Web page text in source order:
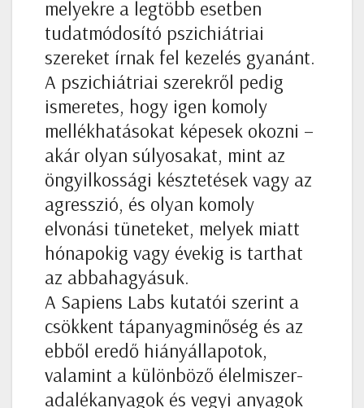
melyekre a legtöbb esetben
tudatmódosító pszichiátriai
szereket írnak fel kezelés gyanánt.
A pszichiátriai szerekről pedig
ismeretes, hogy igen komoly
mellékhatásokat képesek okozni –
akár olyan súlyosakat, mint az
öngyilkossági késztetések vagy az
agresszió, és olyan komoly
elvonási tüneteket, melyek miatt
hónapokig vagy évekig is tarthat
az abbahagyásuk.
A Sapiens Labs kutatói szerint a
csökkent tápanyagminőség és az
ebből eredő hiányállapotok,
valamint a különböző élelmiszer-
adalékanyagok és vegyi anyagok